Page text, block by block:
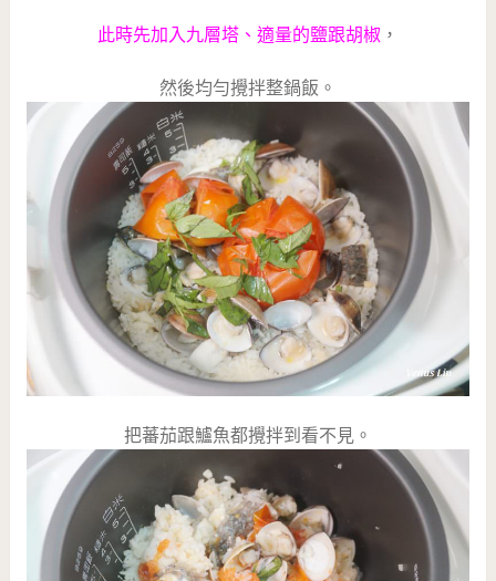
此時先加入九層塔、適量的鹽跟胡椒 ，
然後均勻攪拌整鍋飯。
把蕃茄跟鱸魚都攪拌到看不見。